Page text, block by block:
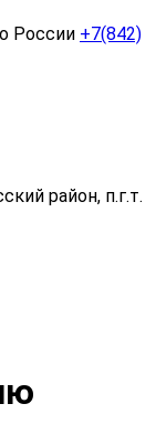
России +7(842)
район, п.г.т.